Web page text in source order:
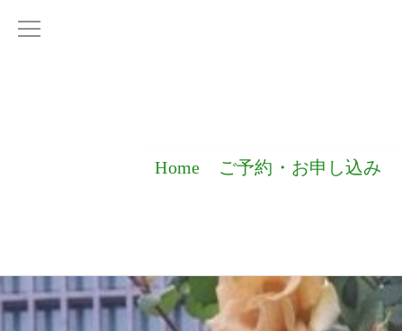
Home ご予約・お申し込み